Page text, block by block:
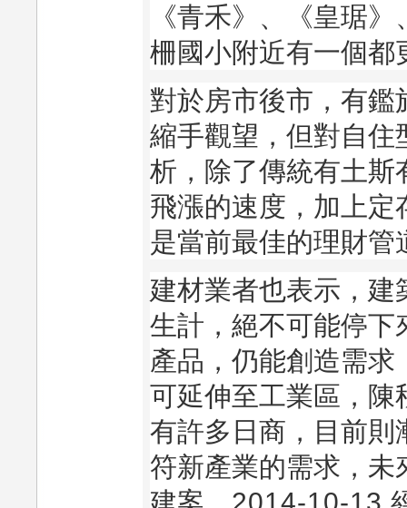
《青禾》、《皇琚
柵國小附近有一個都
對於房市後市，有鑑
縮手觀望，但對自住
析，除了傳統有土斯
飛漲的速度，加上定
是當前最佳的理財管
建材業者也表示，建
生計，絕不可能停下
產品，仍能創造需
可延伸至工業區，陳
有許多日商，目前則
符新產業的需求，未